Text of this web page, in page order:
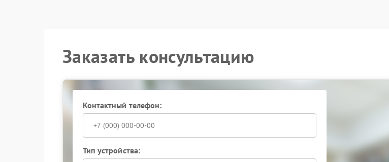
Заказать консультацию
Контактный телефон:
Тип устройства: